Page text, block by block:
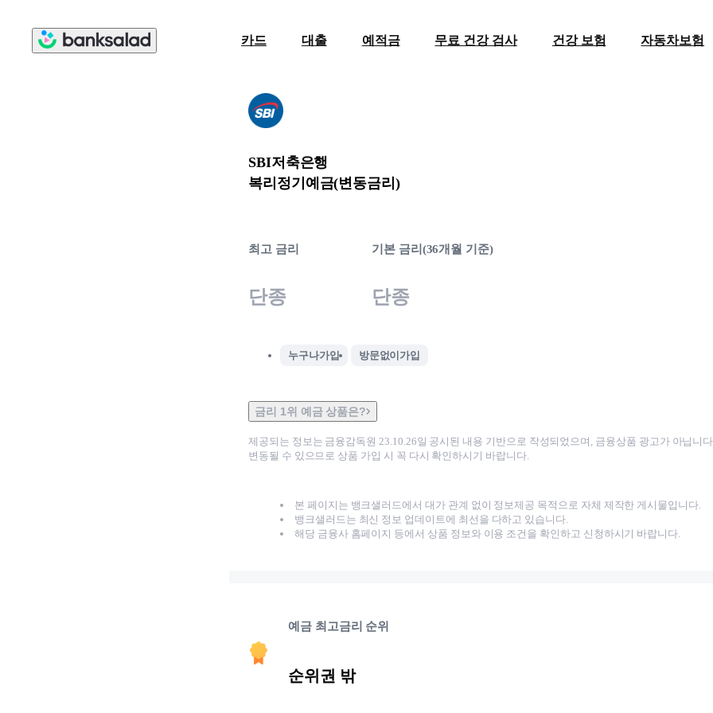
카드 대출 예적금 무료 건강 검사 건강 보험 자동차보험
SBI저축은행
복리정기예금(변동금리)
최고 금리
단종
기본 금리(36개월 기준)
단종
누구나가입 방문없이가입
금리 1위 예금 상품은?
제공되는 정보는 금융감독원23.10.26일 공시된 내용 기반으로 작성되었으며, 금융상품 광고가 아닙니
변동될 수 있으므로 상품 가입 시 꼭 다시 확인하시기 바랍니다.
본 페이지는 뱅크샐러드에서 대가 관계 없이 정보제공 목적으로 자체 제작한 게시물입니다.
뱅크샐러드는 최신 정보 업데이트에 최선을 다하고 있습니다.
해당 금융사 홈페이지 등에서 상품 정보와 이용 조건을 확인하고 신청하시기 바랍니다.
예금 최고금리 순위
순위권 밖